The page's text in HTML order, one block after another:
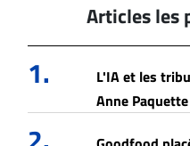
Articles les
1.
L'IA et les
Anne